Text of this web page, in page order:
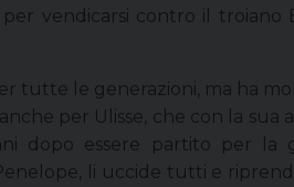
vendicarsi contro il troiano
tutte le generazioni, ma ha
per Ulisse, che con la sua
dopo essere partito per la
li uccide tutti e